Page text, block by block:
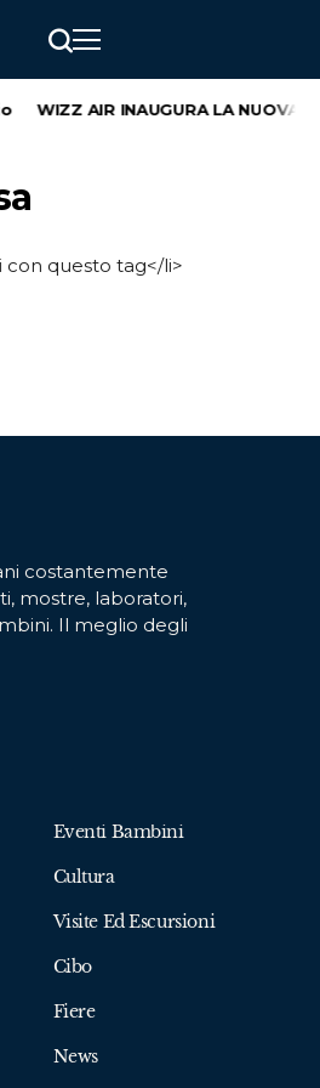
WIZZ AIR INAUGURA LA NUOVA
con questo tag</li>
costantemente
mostre, laboratori,
Il meglio degli
Eventi Bambini
Cultura
Visite Ed Escursioni
Cibo
Fiere
News